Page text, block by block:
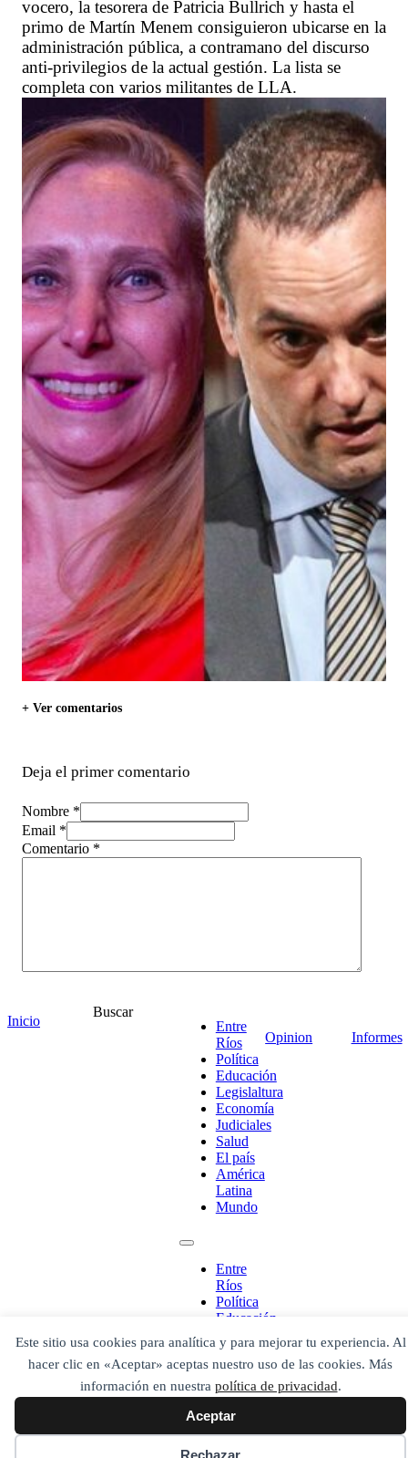
Este sitio usa cookies para analítica y para mejorar tu experiencia. Al
hacer clic en «Aceptar» aceptas nuestro uso de las cookies. Más
información en nuestra política de privacidad.
Aceptar
Rechazar
vocero, la tesorera de Patricia Bullrich y hasta el
primo de Martín Menem consiguieron ubicarse en la
administración pública, a contramano del discurso
anti-privilegios de la actual gestión. La lista se
completa con varios militantes de LLA.
+ Ver comentarios
Deja el primer comentario
Nombre *
Email *
Comentario *
Inicio
Buscar
Entre
Ríos
Política
Educación
Legislaltura
Economía
Judiciales
Salud
El país
América
Latina
Mundo
Entre
Ríos
Política
Educación
Legislaltura
Economía
Judiciales
Salud
El país
América
Latina
Mundo
Opinion Informes
¡Ponete en contacto!
Escribe aquí abajo lo que desees buscar